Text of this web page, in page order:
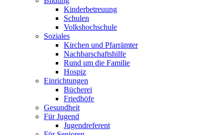
Kinderbetreuung
Schulen
Volkshochschule
Soziales
Kirchen und Pfarrämter
Nachbarschaftshilfe
Rund um die Familie
Hospiz
Einrichtungen
Bücherei
Friedhöfe
Gesundheit
Für Jugend
Jugendreferent